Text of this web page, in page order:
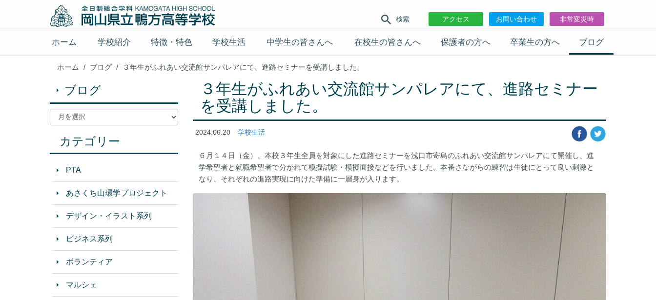
検索 アクセス お問い合わせ 非常変災時
ホーム 学校紹介 特徴・特色 学校生活 中学生の皆さんへ 在校生の皆さんへ 保護者の方へ 卒業生の方へ ブログ
ホーム ブログ ３年生がふれあい交流館サンパレアにて、進路セミナーを受講しました。
３年生がふれあい交流館サンパレアにて、進路セミナー
を受講しました。
2024.06.20 学校生活
６月１４日（金）、本校３年生全員を対象にした進路セミナーを浅口市寄島のふれあい交流館サンパレアにて開催し、進
学希望者と就職希望者で分かれて模擬試験・模擬面接などを行いました。本番さながらの練習は生徒にとって良い刺激と
なり、それぞれの進路実現に向けた準備に一層身が入ります。
ブログ
カテゴリー
PTA
あさくち山環学プロジェクト
デザイン・イラスト系列
ビジネス系列
ボランティア
マルシェ